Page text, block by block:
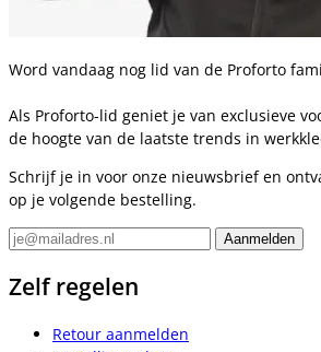
Word vandaag nog lid van de Proforto
Als Proforto-lid geniet je van exclusieve
de hoogte van de laatste trends in
Schrijf je in voor onze nieuwsbrief en
op je volgende bestelling.
Zelf regelen
Retour aanmelden